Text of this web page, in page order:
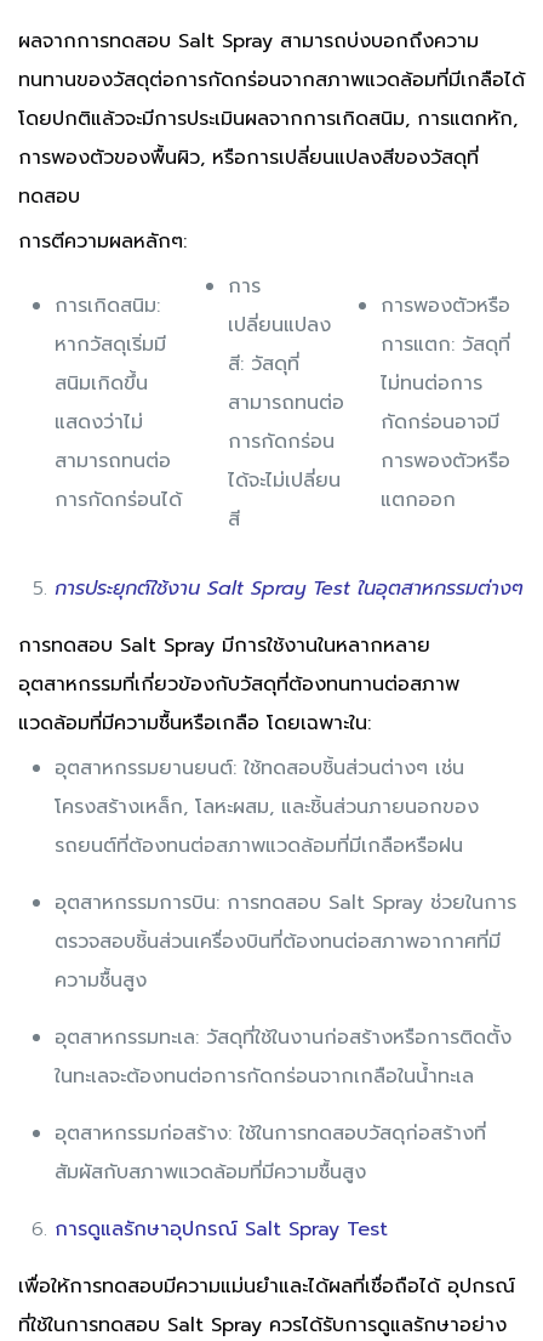
ผลจากการทดสอบ Salt Spray สามารถบ่งบอกถึงความ
ทนทานของวัสดุต่อการกัดกร่อนจากสภาพแวดล้อมที่มีเกลือได้
โดยปกติแล้วจะมีการประเมินผลจากการเกิดสนิม, การแตกหัก,
การพองตัวของพื้นผิว, หรือการเปลี่ยนแปลงสีของวัสดุที่
ทดสอบ
การตีความผลหลักๆ:
การเกิดสนิม:
หากวัสดุเริ่มมี
สนิมเกิดขึ้น
แสดงว่าไม่
สามารถทนต่อ
การกัดกร่อนได้
การ
เปลี่ยนแปลง
สี: วัสดุที่
สามารถทนต่อ
การกัดกร่อน
ได้จะไม่เปลี่ยน
สี
การพองตัวหรือ
การแตก: วัสดุที่
ไม่ทนต่อการ
กัดกร่อนอาจมี
การพองตัวหรือ
แตกออก
การประยุกต์ใช้งาน Salt Spray Test ในอุตสาหกรรมต่างๆ
การทดสอบ Salt Spray มีการใช้งานในหลากหลาย
อุตสาหกรรมที่เกี่ยวข้องกับวัสดุที่ต้องทนทานต่อสภาพ
แวดล้อมที่มีความชื้นหรือเกลือ โดยเฉพาะใน:
อุตสาหกรรมยานยนต์: ใช้ทดสอบชิ้นส่วนต่างๆ เช่น
โครงสร้างเหล็ก, โลหะผสม, และชิ้นส่วนภายนอกของ
รถยนต์ที่ต้องทนต่อสภาพแวดล้อมที่มีเกลือหรือฝน
อุตสาหกรรมการบิน: การทดสอบ Salt Spray ช่วยในการ
ตรวจสอบชิ้นส่วนเครื่องบินที่ต้องทนต่อสภาพอากาศที่มี
ความชื้นสูง
อุตสาหกรรมทะเล: วัสดุที่ใช้ในงานก่อสร้างหรือการติดตั้ง
ในทะเลจะต้องทนต่อการกัดกร่อนจากเกลือในน้ำทะเล
อุตสาหกรรมก่อสร้าง: ใช้ในการทดสอบวัสดุก่อสร้างที่
สัมผัสกับสภาพแวดล้อมที่มีความชื้นสูง
การดูแลรักษาอุปกรณ์ Salt Spray Test
เพื่อให้การทดสอบมีความแม่นยำและได้ผลที่เชื่อถือได้ อุปกรณ์
ที่ใช้ในการทดสอบ Salt Spray ควรได้รับการดูแลรักษาอย่าง